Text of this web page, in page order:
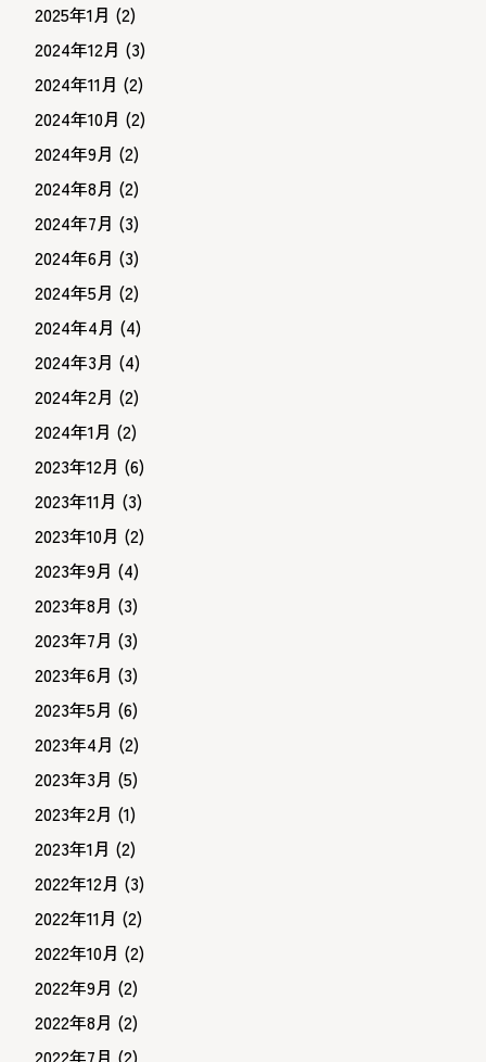
2025年1月 (2)
2024年12月 (3)
2024年11月 (2)
2024年10月 (2)
2024年9月 (2)
2024年8月 (2)
2024年7月 (3)
2024年6月 (3)
2024年5月 (2)
2024年4月 (4)
2024年3月 (4)
2024年2月 (2)
2024年1月 (2)
2023年12月 (6)
2023年11月 (3)
2023年10月 (2)
2023年9月 (4)
2023年8月 (3)
2023年7月 (3)
2023年6月 (3)
2023年5月 (6)
2023年4月 (2)
2023年3月 (5)
2023年2月 (1)
2023年1月 (2)
2022年12月 (3)
2022年11月 (2)
2022年10月 (2)
2022年9月 (2)
2022年8月 (2)
2022年7月 (2)